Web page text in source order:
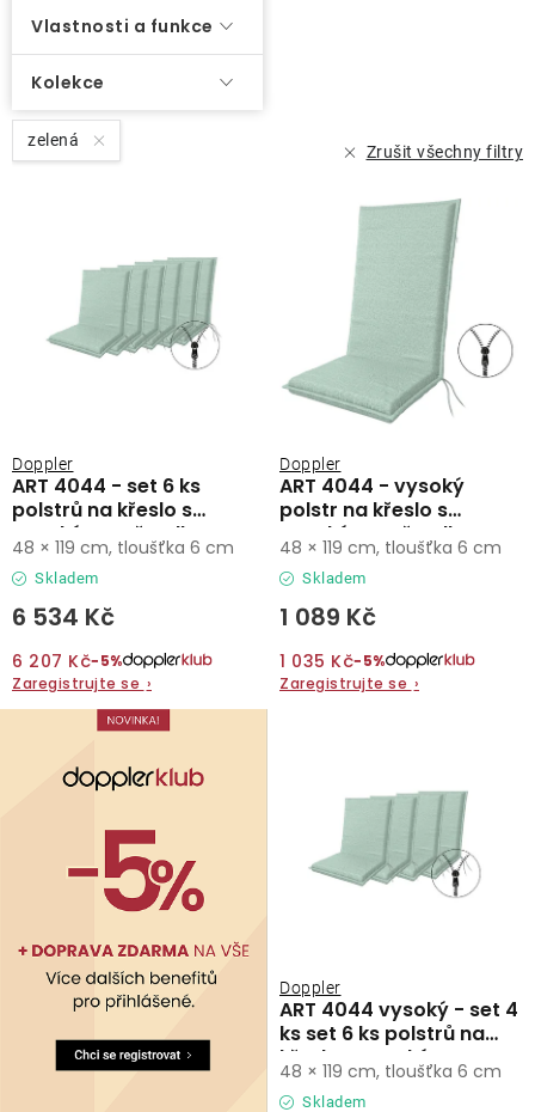
Vlastnosti a funkce
Kolekce
zelená
Zrušit všechny filtry
ART 4044 - set 6 ks
polstrů na křeslo s
vysokým opěradlem
Doppler
Skladem
6 534 Kč
6 207 Kč−5%
Zaregistrujte se ›
48 × 119 cm, tloušťka 6 cm
ART 4044 - vysoký
polstr na křeslo s
vysokým opěradlem
Doppler
Skladem
1 089 Kč
1 035 Kč−5%
Zaregistrujte se ›
48 × 119 cm, tloušťka 6 cm
ART 4044 vysoký - set 4
ks set 6 ks polstrů na
křeslo s vysokým
opěradlem
Doppler
Skladem
48 × 119 cm, tloušťka 6 cm